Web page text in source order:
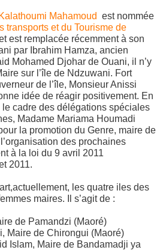
Mahamoud est nommée
transports et du Tourisme de
est remplacée récemment à son
par Ibrahim Hamza, ancien
Mohamed Djohar de Ouani, il n’y
sur l’île de Ndzuwani. Fort
de l’île, Monsieur Anissi
idée de réagir positivement. En
cadre des délégations spéciales
Madame Mariama Houmadi
la promotion du Genre, maire de
des prochaines
à la loi du 9 avril 2011
2011.
les quatre iles des
maires. Il s’agit de :
de Pamandzi (Maoré)
Maire de Chirongui (Maoré)
Islam, Maire de Bandamadji ya